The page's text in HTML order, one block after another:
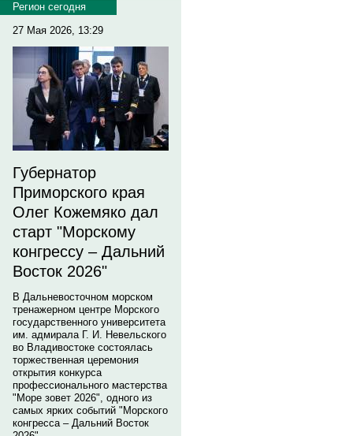
Регион сегодня
27 Мая 2026, 13:29
Губернатор
Приморского края
Олег Кожемяко дал
старт "Морскому
конгрессу – Дальний
Восток 2026"
В Дальневосточном морском
тренажерном центре Морского
государственного университета
им. адмирала Г. И. Невельского
во Владивостоке состоялась
торжественная церемония
открытия конкурса
профессионального мастерства
"Море зовет 2026", одного из
самых ярких событий "Морского
конгресса – Дальний Восток